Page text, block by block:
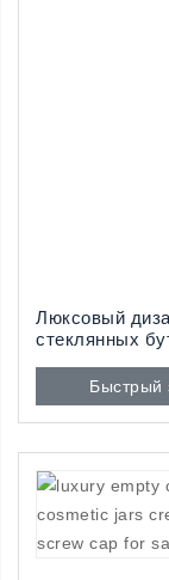
Люксовый
стеклянных
Быстрый